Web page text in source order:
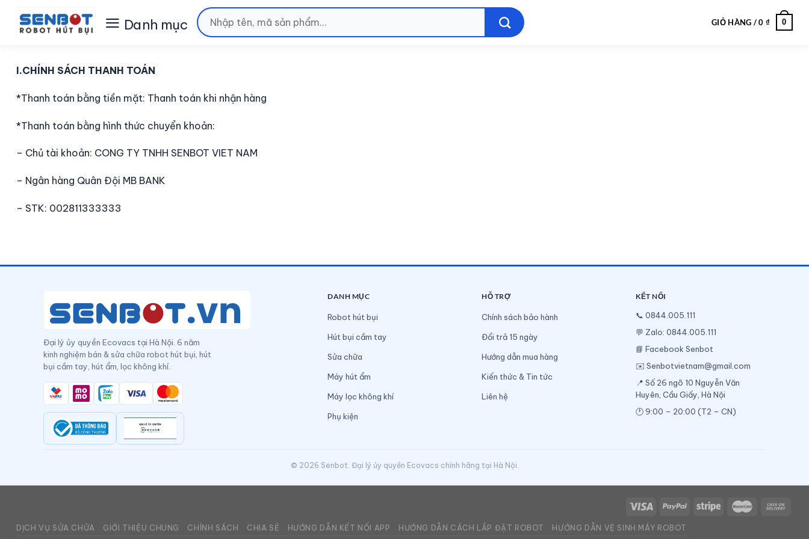
Chuyển
Tìm
kiếm:
GIỎ HÀNG /0 ₫ 0
I.CHÍNH SÁCH THANH TOÁN
*Thanh toán bằng tiền mặt: Thanh toán khi nhận hàng
*Thanh toán bằng hình thức chuyển khoản:
– Chủ tài khoản: CONG TY TNHH SENBOT VIET NAM
– Ngân hàng Quân Đội MB BANK
– STK: 002811333333
Đại lý ủy quyền Ecovacs tại Hà Nội. 6 năm
kinh nghiệm bán & sửa chữa robot hút bụi, hút
bụi cầm tay, hút ẩm, lọc không khí.
DANH MỤC
Robot hút bụi
Hút bụi cầm tay
Sửa chữa
Máy hút ẩm
Máy lọc không khí
Phụ kiện
HỖ TRỢ
Chính sách bảo hành
Đổi trả 15 ngày
Hướng dẫn mua hàng
Kiến thức & Tin tức
Liên hệ
KẾT NỐI
📞 0844.005.111
💬 Zalo: 0844.005.111
📘 Facebook Senbot
✉️ Senbotvietnam@gmail.com
📍 Số 26 ngõ 10 Nguyễn Văn
Huyên, Cầu Giấy, Hà Nội
🕐 9:00 – 20:00 (T2 – CN)
© 2026 Senbot. Đại lý ủy quyền Ecovacs chính hãng tại Hà Nội.
DỊCH VỤ SỬA CHỮA GIỚI THIỆU CHUNG CHÍNH SÁCH CHIA SẺ HƯỚNG DẪN KẾT NỐI APP HƯỚNG DẪN CÁCH LẮP ĐẶT ROBOT HƯỚNG DẪN VỆ SINH MÁY ROBOT